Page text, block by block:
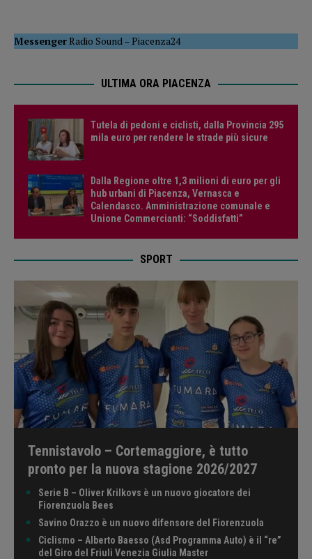
MessengerRadio Sound –Piacenza24
ULTIMA ORA PIACENZA
Tutela di pedoni e ciclisti, dalla Provincia 295
mila euro per rendere le strade più sicure
Dalla Regione oltre 1,3 milioni di euro per gli
hub urbani di Piacenza, Vernasca e
Calendasco. Amministrazione comunale e
Unione Commercianti: “Soddisfatti”
SPORT
Tennistavolo – Cortemaggiore, è tutto
pronto per la nuova stagione 2026/2027
Serie B – Oliver Krilkovs è un nuovo giocatore dei
Fiorenzuola Bees
Savino Orazzo è un nuovo difensore del Fiorenzuola
Ciclismo – Alberto Baesso (Asd Programma Auto) è il “re”
del Giro del Friuli Venezia Giulia Master